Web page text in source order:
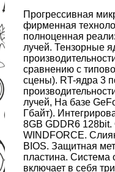
Прогрессивная
фирменная
полноценная
лучей. Тензорные
сравнению с
сцены). RT-ядра 3
лучей, На базе
Гбайт).
8GB GDDR6
WINDFORCE.
BIOS. Защитная
пластина. Система
включает в себя